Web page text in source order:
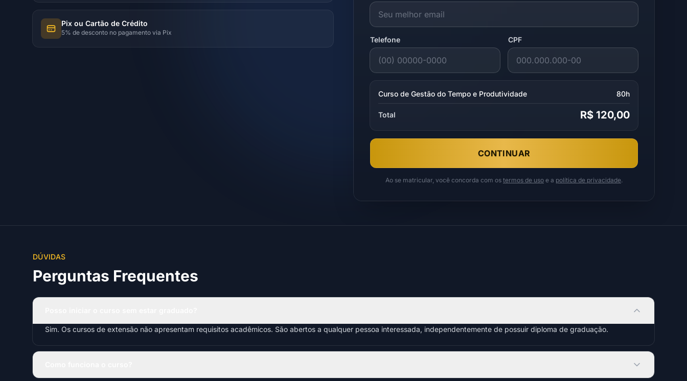
Pix ou Cartão de Crédito
5% de desconto no pagamento via Pix
Telefone CPF
Curso de Gestão do Tempo e Produtividade 80h
Total R$ 120,00
CONTINUAR
Ao se matricular, você concorda com os termos de uso e a política de privacidade.
DÚVIDAS
Perguntas Frequentes
Sim. Os cursos de extensão não apresentam requisitos acadêmicos. São abertos a qualquer pessoa interessada, independentemente de possuir diploma de graduação.